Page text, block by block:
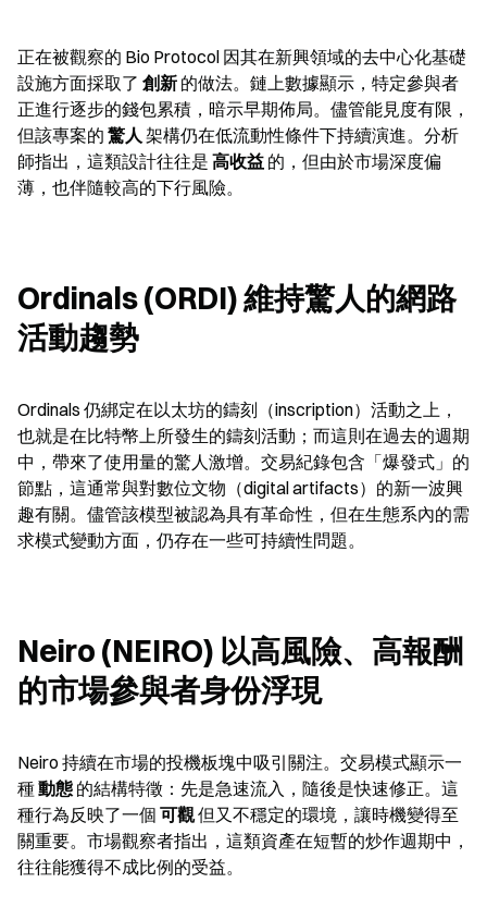
正在被觀察的 Bio Protocol 因其在新興領域的去中心化基礎
設施方面採取了 創新 的做法。鏈上數據顯示，特定參與者
正進行逐步的錢包累積，暗示早期佈局。儘管能見度有限，
但該專案的 驚人 架構仍在低流動性條件下持續演進。分析
師指出，這類設計往往是 高收益 的，但由於市場深度偏
薄，也伴隨較高的下行風險。
Ordinals (ORDI) 維持驚人的網路
活動趨勢
Ordinals 仍綁定在以太坊的鑄刻（inscription）活動之上，
也就是在比特幣上所發生的鑄刻活動；而這則在過去的週期
中，帶來了使用量的驚人激增。交易紀錄包含「爆發式」的
節點，這通常與對數位文物（digital artifacts）的新一波興
趣有關。儘管該模型被認為具有革命性，但在生態系內的需
求模式變動方面，仍存在一些可持續性問題。
Neiro (NEIRO) 以高風險、高報酬
的市場參與者身份浮現
Neiro 持續在市場的投機板塊中吸引關注。交易模式顯示一
種 動態 的結構特徵：先是急速流入，隨後是快速修正。這
種行為反映了一個 可觀 但又不穩定的環境，讓時機變得至
關重要。市場觀察者指出，這類資產在短暫的炒作週期中，
往往能獲得不成比例的受益。